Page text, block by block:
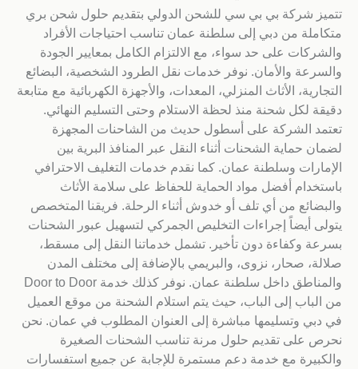
تتميز شركة بي بي سي للشحن الدولي بتقديم حلول شحن بري
متكاملة من دبي إلى سلطنة عمان تناسب احتياجات الأفراد
والشركات على حد سواء، مع الالتزام الكامل بمعايير الجودة
والسرعة والأمان. نوفر خدمات نقل الطرود الشخصية، البضائع
التجارية، الأثاث المنزلي، المعدات، والأجهزة الكهربائية مع متابعة
دقيقة لكل شحنة منذ لحظة الاستلام وحتى التسليم النهائي.
تعتمد الشركة على أسطول حديث من الشاحنات المجهزة
لضمان حماية الشحنات أثناء النقل عبر المنافذ البرية بين
الإمارات وسلطنة عمان. كما نقدم خدمات التغليف الاحترافي
باستخدام أفضل مواد الحماية للحفاظ على سلامة الأثاث
والبضائع من أي تلف أو خدوش أثناء الرحلة. فريقنا المتخصص
يتولى أيضاً إجراءات التخليص الجمركي لتسهيل عبور الشحنات
بسرعة وكفاءة دون تأخير. تشمل خدماتنا النقل إلى مسقط،
صلالة، صحار، نزوى، والبريمي بالإضافة إلى مختلف المدن
والمناطق داخل سلطنة عمان. نوفر كذلك خدمة Door to Door
من الباب إلى الباب، حيث يتم استلام الشحنة من موقع العميل
في دبي وتسليمها مباشرة إلى العنوان المطلوب في عمان. نحن
نحرص على تقديم حلول مرنة تناسب الشحنات الصغيرة
والكبيرة مع خدمة دعم مستمرة للإجابة عن جميع استفسارات